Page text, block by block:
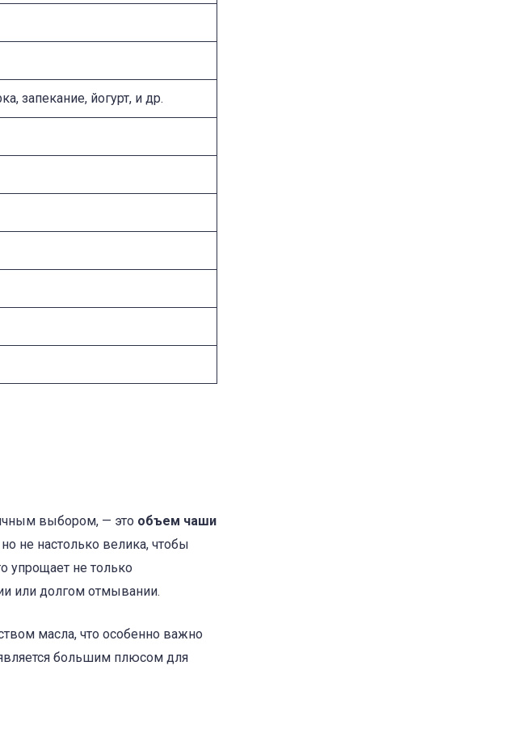
запекание, йогурт, и др.
выбором, — это объем чаши
не настолько велика, чтобы
упрощает не только
или долгом отмывании.
масла, что особенно важно
большим плюсом для